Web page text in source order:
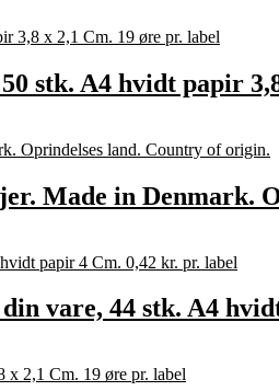
stk. A4 hvidt papir
Made in Denmark.
vare, 44 stk. A4